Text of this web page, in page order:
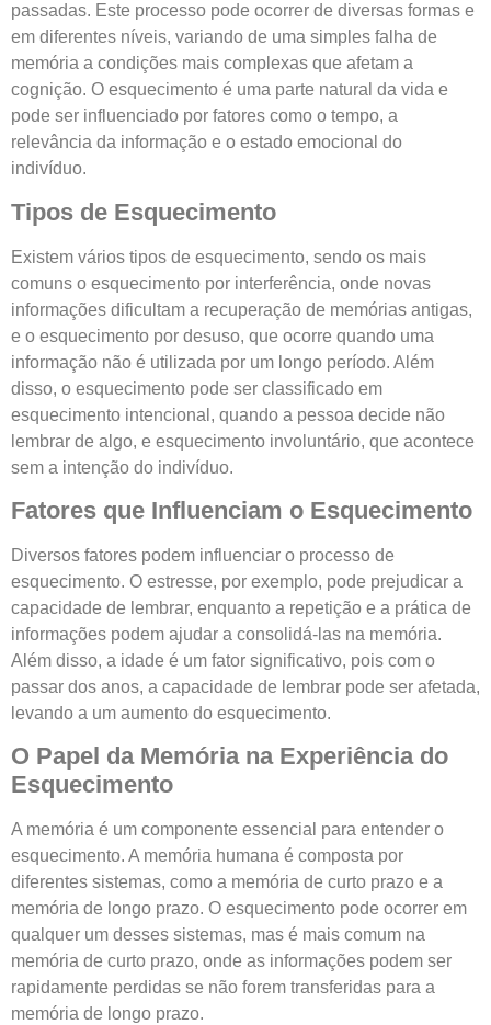
passadas. Este processo pode ocorrer de diversas formas e
em diferentes níveis, variando de uma simples falha de
memória a condições mais complexas que afetam a
cognição. O esquecimento é uma parte natural da vida e
pode ser influenciado por fatores como o tempo, a
relevância da informação e o estado emocional do
indivíduo.
Tipos de Esquecimento
Existem vários tipos de esquecimento, sendo os mais
comuns o esquecimento por interferência, onde novas
informações dificultam a recuperação de memórias antigas,
e o esquecimento por desuso, que ocorre quando uma
informação não é utilizada por um longo período. Além
disso, o esquecimento pode ser classificado em
esquecimento intencional, quando a pessoa decide não
lembrar de algo, e esquecimento involuntário, que acontece
sem a intenção do indivíduo.
Fatores que Influenciam o Esquecimento
Diversos fatores podem influenciar o processo de
esquecimento. O estresse, por exemplo, pode prejudicar a
capacidade de lembrar, enquanto a repetição e a prática de
informações podem ajudar a consolidá-las na memória.
Além disso, a idade é um fator significativo, pois com o
passar dos anos, a capacidade de lembrar pode ser afetada,
levando a um aumento do esquecimento.
O Papel da Memória na Experiência do
Esquecimento
A memória é um componente essencial para entender o
esquecimento. A memória humana é composta por
diferentes sistemas, como a memória de curto prazo e a
memória de longo prazo. O esquecimento pode ocorrer em
qualquer um desses sistemas, mas é mais comum na
memória de curto prazo, onde as informações podem ser
rapidamente perdidas se não forem transferidas para a
memória de longo prazo.